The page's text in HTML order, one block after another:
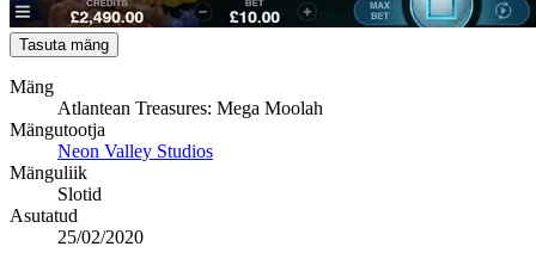
Tasuta mäng
Mäng
Atlantean Treasures: Mega Moolah
Mängutootja
Neon Valley Studios
Mänguliik
Slotid
Asutatud
25/02/2020